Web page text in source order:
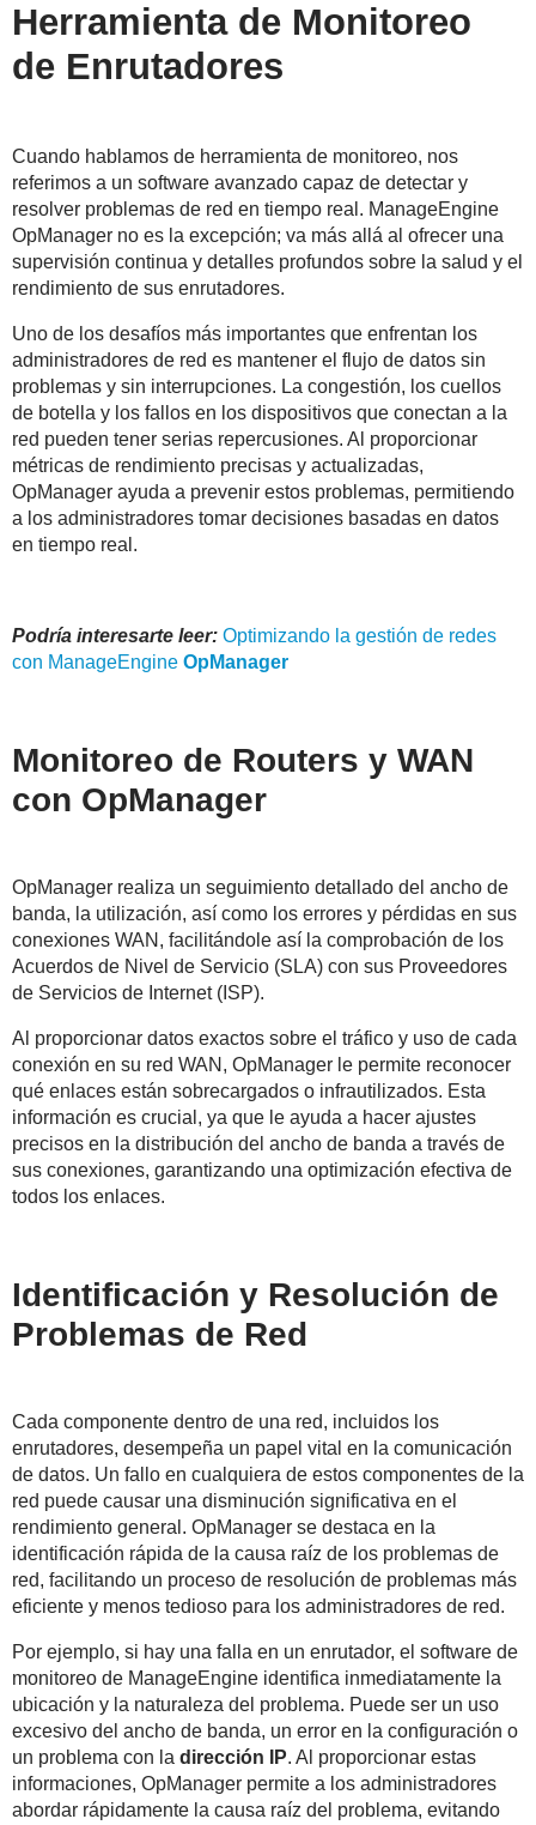
Herramienta de Monitoreo
de Enrutadores
Cuando hablamos de herramienta de monitoreo, nos
referimos a un software avanzado capaz de detectar y
resolver problemas de red en tiempo real. ManageEngine
OpManager no es la excepción; va más allá al ofrecer una
supervisión continua y detalles profundos sobre la salud y el
rendimiento de sus enrutadores.
Uno de los desafíos más importantes que enfrentan los
administradores de red es mantener el flujo de datos sin
problemas y sin interrupciones. La congestión, los cuellos
de botella y los fallos en los dispositivos que conectan a la
red pueden tener serias repercusiones. Al proporcionar
métricas de rendimiento precisas y actualizadas,
OpManager ayuda a prevenir estos problemas, permitiendo
a los administradores tomar decisiones basadas en datos
en tiempo real.
Podría interesarte leer: Optimizando la gestión de redes
con ManageEngine OpManager
Monitoreo de Routers y WAN
con OpManager
OpManager realiza un seguimiento detallado del ancho de
banda, la utilización, así como los errores y pérdidas en sus
conexiones WAN, facilitándole así la comprobación de los
Acuerdos de Nivel de Servicio (SLA) con sus Proveedores
de Servicios de Internet (ISP).
Al proporcionar datos exactos sobre el tráfico y uso de cada
conexión en su red WAN, OpManager le permite reconocer
qué enlaces están sobrecargados o infrautilizados. Esta
información es crucial, ya que le ayuda a hacer ajustes
precisos en la distribución del ancho de banda a través de
sus conexiones, garantizando una optimización efectiva de
todos los enlaces.
Identificación y Resolución de
Problemas de Red
Cada componente dentro de una red, incluidos los
enrutadores, desempeña un papel vital en la comunicación
de datos. Un fallo en cualquiera de estos componentes de la
red puede causar una disminución significativa en el
rendimiento general. OpManager se destaca en la
identificación rápida de la causa raíz de los problemas de
red, facilitando un proceso de resolución de problemas más
eficiente y menos tedioso para los administradores de red.
Por ejemplo, si hay una falla en un enrutador, el software de
monitoreo de ManageEngine identifica inmediatamente la
ubicación y la naturaleza del problema. Puede ser un uso
excesivo del ancho de banda, un error en la configuración o
un problema con la dirección IP. Al proporcionar estas
informaciones, OpManager permite a los administradores
abordar rápidamente la causa raíz del problema, evitando